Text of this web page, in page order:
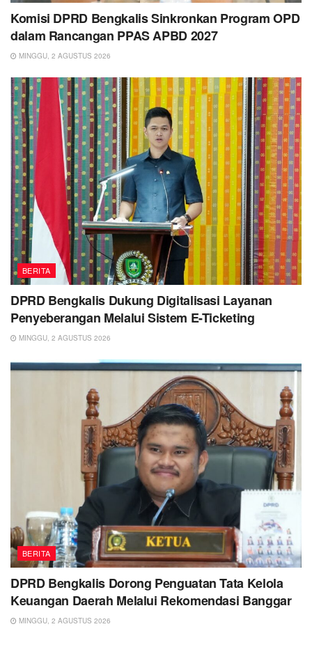
Komisi DPRD Bengkalis Sinkronkan Program OPD
dalam Rancangan PPAS APBD 2027
MINGGU, 2 AGUSTUS 2026
BERITA
DPRD Bengkalis Dukung Digitalisasi Layanan
Penyeberangan Melalui Sistem E-Ticketing
MINGGU, 2 AGUSTUS 2026
BERITA
DPRD Bengkalis Dorong Penguatan Tata Kelola
Keuangan Daerah Melalui Rekomendasi Banggar
MINGGU, 2 AGUSTUS 2026